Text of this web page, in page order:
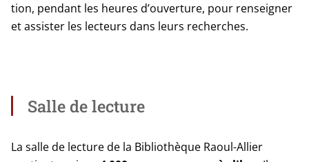
tion, pen­dant les heures d’ou­ver­ture, pour ren­sei­gner
et assis­ter les lec­teurs dans leurs recherches.
Salle de lecture
La salle de lec­ture de la Bibliothèque Raoul-Allier